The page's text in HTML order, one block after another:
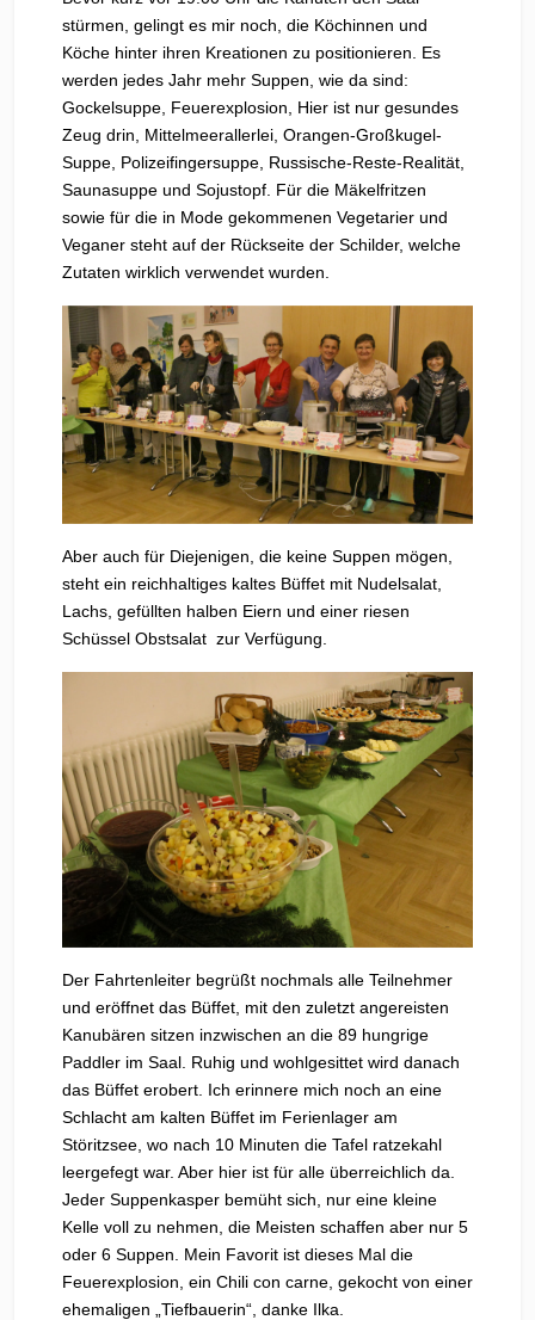
stürmen, gelingt es mir noch, die Köchinnen und
Köche hinter ihren Kreationen zu positionieren. Es
werden jedes Jahr mehr Suppen, wie da sind:
Gockelsuppe, Feuerexplosion, Hier ist nur gesundes
Zeug drin, Mittelmeerallerlei, Orangen-Großkugel-
Suppe, Polizeifingersuppe, Russische-Reste-Realität,
Saunasuppe und Sojustopf. Für die Mäkelfritzen
sowie für die in Mode gekommenen Vegetarier und
Veganer steht auf der Rückseite der Schilder, welche
Zutaten wirklich verwendet wurden.
Aber auch für Diejenigen, die keine Suppen mögen,
steht ein reichhaltiges kaltes Büffet mit Nudelsalat,
Lachs, gefüllten halben Eiern und einer riesen
Schüssel Obstsalat zur Verfügung.
Der Fahrtenleiter begrüßt nochmals alle Teilnehmer
und eröffnet das Büffet, mit den zuletzt angereisten
Kanubären sitzen inzwischen an die 89 hungrige
Paddler im Saal. Ruhig und wohlgesittet wird danach
das Büffet erobert. Ich erinnere mich noch an eine
Schlacht am kalten Büffet im Ferienlager am
Störitzsee, wo nach 10 Minuten die Tafel ratzekahl
leergefegt war. Aber hier ist für alle überreichlich da.
Jeder Suppenkasper bemüht sich, nur eine kleine
Kelle voll zu nehmen, die Meisten schaffen aber nur 5
oder 6 Suppen. Mein Favorit ist dieses Mal die
Feuerexplosion, ein Chili con carne, gekocht von einer
ehemaligen „Tiefbauerin“, danke Ilka.